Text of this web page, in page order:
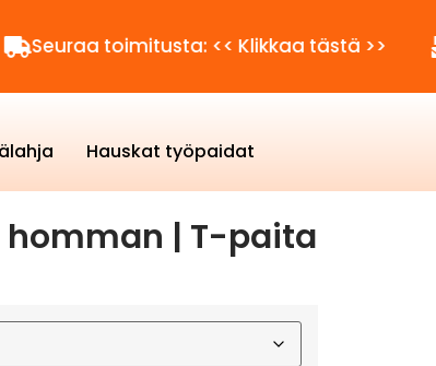
toimitusta: << Klikkaa tästä >>
Hauskat työpaidat
homman | T-paita